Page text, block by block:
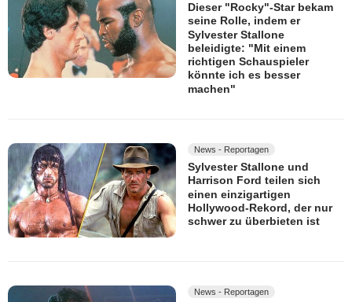
Dieser "Rocky"-Star bekam
seine Rolle, indem er
Sylvester Stallone
beleidigte: "Mit einem
richtigen Schauspieler
könnte ich es besser
machen"
News - Reportagen
Sylvester Stallone und
Harrison Ford teilen sich
einen einzigartigen
Hollywood-Rekord, der nur
schwer zu überbieten ist
News - Reportagen